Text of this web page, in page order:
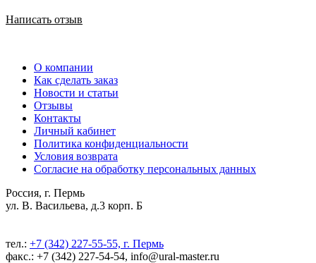
Написать отзыв
О компании
Как сделать заказ
Новости и статьи
Отзывы
Контакты
Личный кабинет
Политика конфиденциальности
Условия возврата
Согласие на обработку персональных данных
Россия, г. Пермь
ул. В. Васильева, д.3 корп. Б
тел.: +7 (342) 227-55-55, г. Пермь
факс.: +7 (342) 227-54-54, info@ural-master.ru